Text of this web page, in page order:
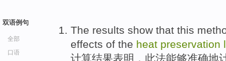
双语例句
全部
口语
The results show that this
effects of the heat preservation
计算结果表明 ， 此法能够准确地